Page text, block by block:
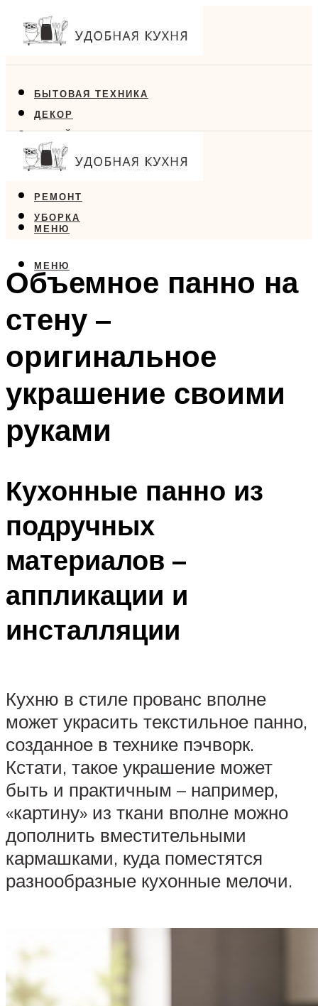
БЫТОВАЯ ТЕХНИКА
ДЕКОР
ДИЗАЙН
ЕДА
РЕМОНТ
УБОРКА
МЕНЮ
МЕНЮ
Объемное панно на
стену –
оригинальное
украшение своими
руками
Кухонные панно из
подручных
материалов –
аппликации и
инсталляции
Кухню в стиле прованс вполне
может украсить текстильное панно,
созданное в технике пэчворк.
Кстати, такое украшение может
быть и практичным – например,
«картину» из ткани вполне можно
дополнить вместительными
кармашками, куда поместятся
разнообразные кухонные мелочи.